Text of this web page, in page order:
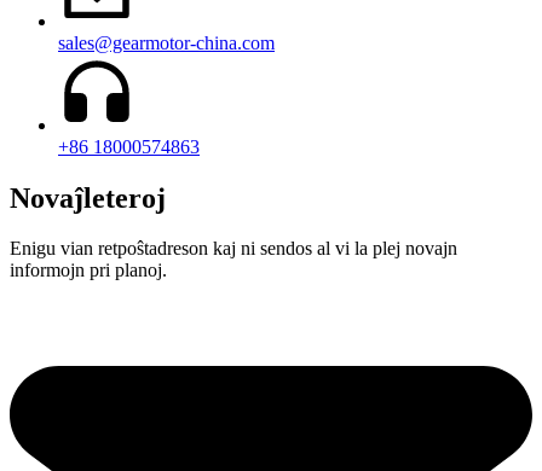
sales@gearmotor-china.com
+86 18000574863
Novaĵleteroj
Enigu vian retpoŝtadreson kaj ni sendos al vi la plej novajn
informojn pri planoj.